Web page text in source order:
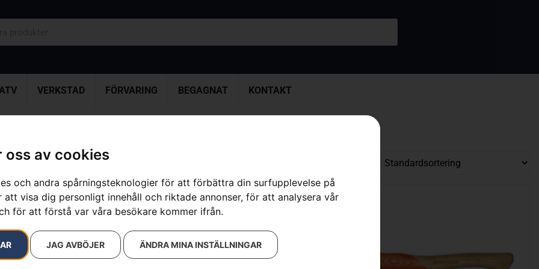
oss av cookies
och andra spårningsteknologier för att förbättra din surfupplevelse på
visa dig personligt innehåll och riktade annonser, för att analysera vår
för att förstå var våra besökare kommer ifrån.
JAG AVBÖJER ÄNDRA MINA INSTÄLLNINGAR
VERKSTAD FÖRVARING BEGAGNAT KONTAKT